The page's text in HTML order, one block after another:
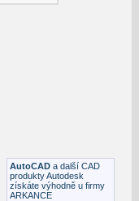
AutoCAD a další CAD
produkty Autodesk
získáte výhodně u firmy
ARKANCE